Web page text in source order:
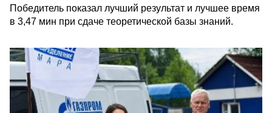
Победитель показал лучший результат и лучшее время
в 3,47 мин при сдаче теоретической базы знаний.